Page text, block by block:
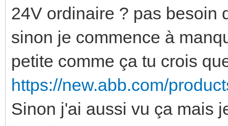
24V ordinaire ? pas besoin
sinon je commence à
petite comme ça tu crois
https://new.abb.com/
Sinon j'ai aussi vu ça mais